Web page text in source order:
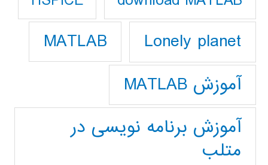
Lonely planet
MATLAB
آموزش MATLAB
آموزش برنامه نویسی در
متلب